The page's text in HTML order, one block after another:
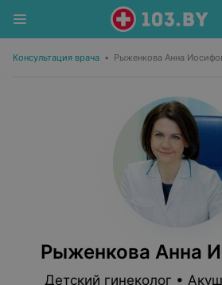
Консультация врача • Рыженкова Анна
Рыженкова Анна
Детский гинеколог •